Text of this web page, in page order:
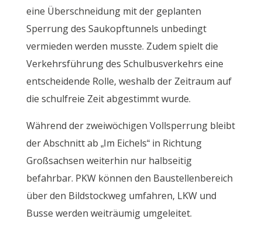
eine Überschneidung mit der geplanten
Sperrung des Saukopftunnels unbedingt
vermieden werden musste. Zudem spielt die
Verkehrsführung des Schulbusverkehrs eine
entscheidende Rolle, weshalb der Zeitraum auf
die schulfreie Zeit abgestimmt wurde.
Während der zweiwöchigen Vollsperrung bleibt
der Abschnitt ab „Im Eichels“ in Richtung
Großsachsen weiterhin nur halbseitig
befahrbar. PKW können den Baustellenbereich
über den Bildstockweg umfahren, LKW und
Busse werden weiträumig umgeleitet.